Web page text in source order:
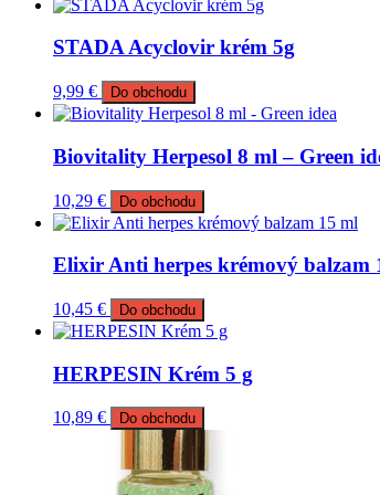
STADA Acyclovir krém 5g
9,99 € Do obchodu
Biovitality Herpesol 8 ml – Green
10,29 € Do obchodu
Elixir Anti herpes krémový balzam
10,45 € Do obchodu
HERPESIN Krém 5 g
10,89 € Do obchodu